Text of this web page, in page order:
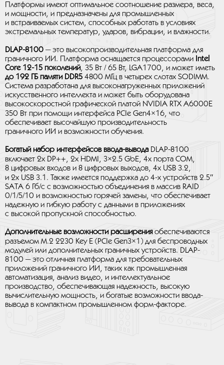
Платформы имеют оптимальное соотношение размера, веса,
и мощности, и предназначены для промышленных
и встраиваемых систем, способных работать в условиях
экстремальных температур, ударов, вибрации, и влажности.
DLAP-8100 — это высокопроизводительная платформа для
граничного ИИ. Платформа оснащается процессорами Intel
Core 12-15 поколений, 35 Вт / 65 Вт, LGA1700, и может иметь
до 192 ГБ памяти DDR5 4800 МГц в четырех слотах SODIMM.
Система разработана для высоконагруженных приложений
искусственного интеллекта и может быть оборудована
высокоскоростной графической платой NVIDIA RTX A6000E
350 Вт при помощи интерфейса PCIe Gen4×16, что
обеспечивает высочайшую производительность
граничного ИИ и возможности обучения.
Богатый набор интерфейсов ввода-выводаDLAP-8100
включает 2x DP++, 2x HDMI, 3×2.5 GbE, 4x порта COM,
8 цифровых входов и 8 цифровых выходов, 4x USB 3.2,
и 2x USB 3.1. Также имеется поддержка до 4-х устройств 2.5″
SATA 6 Гб/с с возможностью объединения в массив RAID
0/1/5/10 и возможностью горячей замены, что обеспечивает
надежную и гибкую работу с данными в приложениях
с высокой пропускной способностью.
Дополнительные возможности расширенияобеспечиваются
разъемом M.2 2230 Key E (PCIe Gen3×1) для беспроводных
модулей или дополнительных граничных устройств. DLAP-
8100 — это отличная платформа для требовательных
приложений граничного ИИ, таких как промышленная
автоматизация, анализ видео, и интеллектуальное
производство, обеспечивающая надежность, высокую
вычислительную мощность, и богатые возможности ввода-
вывода в компактном промышленном форм-факторе.